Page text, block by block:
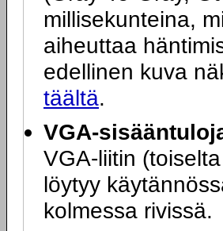
millisekunteina,
aiheuttaa
edellinen kuva
täältä.
VGA-
VGA-liitin
löytyy
kolmessa rivissä.